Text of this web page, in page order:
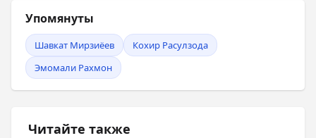
Упомянуты
Шавкат Мирзиёев
Кохир Расулзода
Эмомали Рахмон
Читайте также